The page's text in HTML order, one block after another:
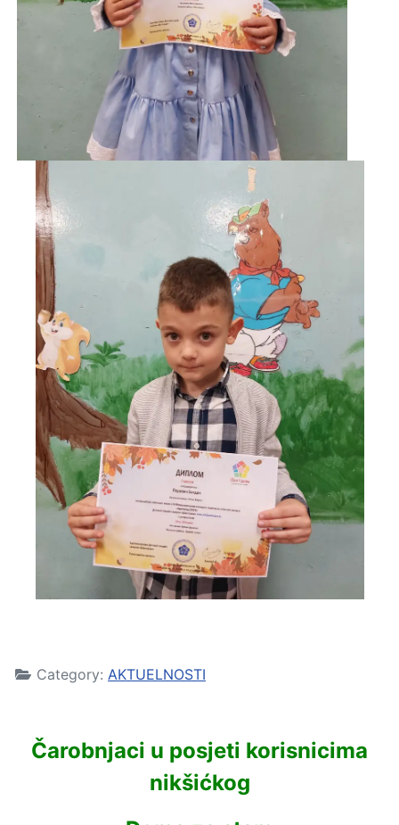
Category: AKTUELNOSTI
Čarobnjaci u posjeti korisnicima
nikšićkog